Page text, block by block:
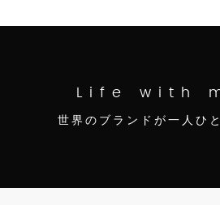
Life with
世界のブランドが一人ひ